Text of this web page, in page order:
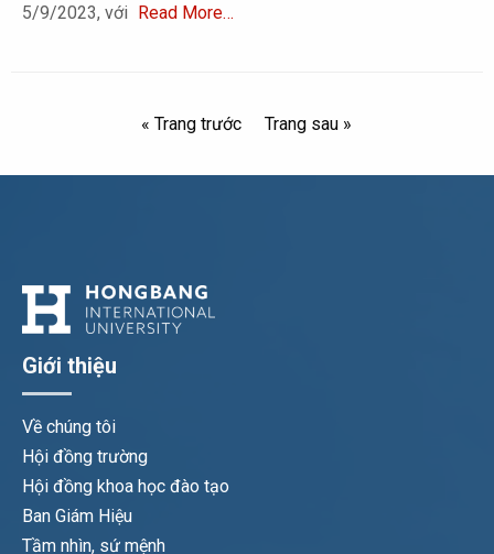
5/9/2023, với Read More…
« Trang trước Trang sau »
Giới thiệu
Về chúng tôi
Hội đồng trường
Hội đồng khoa học đào tạo
Ban Giám Hiệu
Tầm nhìn, sứ mệnh